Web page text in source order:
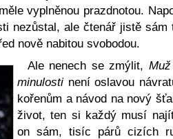
vyplněnou prazdnotou.
nezůstal, ale čtenář jistě sám
nově nabitou svobodou.
Ale nenech se zmýlit,
minulosti není oslavou
kořenům a návod na nový
život, ten si každý musí
on sám, tisíc párů cizích